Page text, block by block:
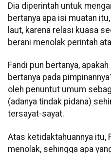
Dia diperintah untuk
bertanya apa isi muatan
laut, karena relasi kuasa
berani menolak perintah
Fandi pun bertanya,
bertanya pada
oleh penuntut umum
(adanya tindak pidana)
tersayat-sayat.
Atas ketidaktahuannya itu,
menolak, sehingga apa